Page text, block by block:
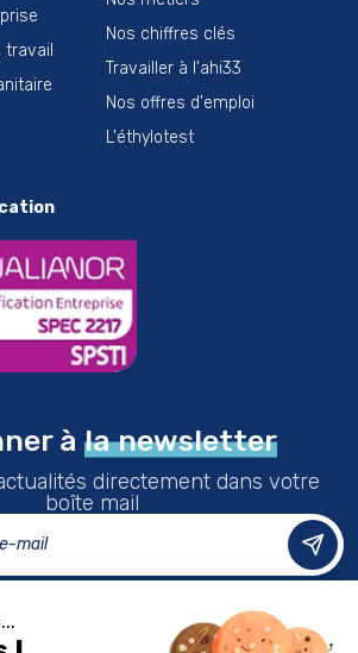
Nos chiffres clés
Travailler à l'ahi33
Nos offres d'emploi
L'éthylotest
à la newsletter
directement dans votre
boîte mail